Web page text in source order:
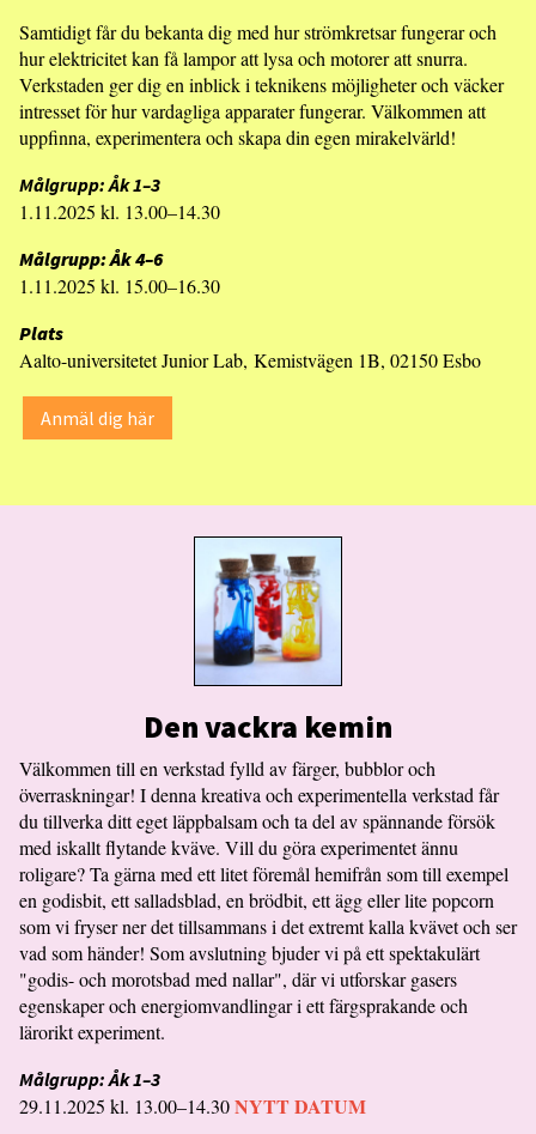
Samtidigt får du bekanta dig med hur strömkretsar fungerar och
hur elektricitet kan få lampor att lysa och motorer att snurra.
Verkstaden ger dig en inblick i teknikens möjligheter och väcker
intresset för hur vardagliga apparater fungerar. Välkommen att
uppfinna, experimentera och skapa din egen mirakelvärld!
Målgrupp: Åk 1–3
1.11.2025 kl. 13.00–14.30
Målgrupp: Åk 4–6
1.11.2025 kl. 15.00–16.30
Plats
Aalto-universitetet Junior Lab, Kemistvägen 1B, 02150 Esbo
Anmäl dig här
Den vackra kemin
Välkommen till en verkstad fylld av färger, bubblor och
överraskningar! I denna kreativa och experimentella verkstad får
du tillverka ditt eget läppbalsam och ta del av spännande försök
med iskallt flytande kväve. Vill du göra experimentet ännu
roligare? Ta gärna med ett litet föremål hemifrån som till exempel
en godisbit, ett salladsblad, en brödbit, ett ägg eller lite popcorn
som vi fryser ner det tillsammans i det extremt kalla kvävet och ser
vad som händer! Som avslutning bjuder vi på ett spektakulärt
"godis- och morotsbad med nallar", där vi utforskar gasers
egenskaper och energiomvandlingar i ett färgsprakande och
lärorikt experiment.
Målgrupp: Åk 1–3
29.11.2025 kl. 13.00–14.30NYTT DATUM